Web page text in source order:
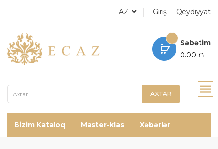
AZ Giriş Qeydiyyat
Səbətim
0.00 ₼
AXTAR
Bizim Kataloq Master-klas Xəbərlər